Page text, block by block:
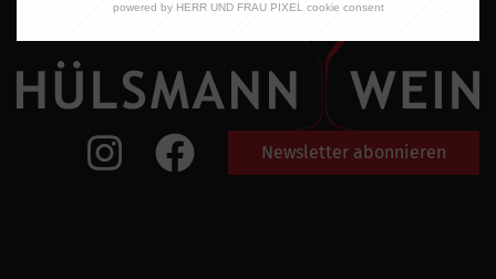
Newsletter abonnieren
powered by HERR UND FRAU PIXEL cookie consent